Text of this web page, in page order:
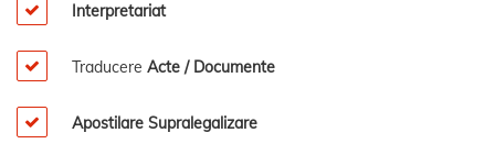
Interpretariat
Traducere Acte / Documente
Apostilare Supralegalizare